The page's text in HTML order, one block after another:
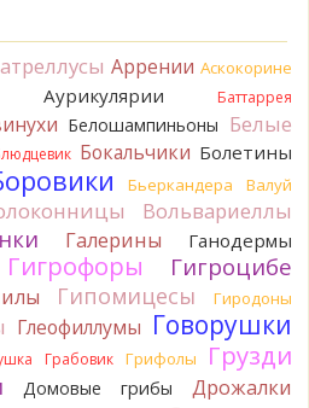
в этой цветовой гамме - хоть
описаны на этом сайте. И
несъедобны. Ворончатая
Из похожих есть, скажем,
Росли не не древесине,
синеет.
Пилолистнички: lentinellus/
точно определить вид
играть здесь никто не
Аррении Аскокорине
Аурикулярии Баттаррея
Белошампиньоны Белые
Бокальчики Болетины
Бьеркандера Валуй
Вольвариеллы
Галерины Ганодермы
Гигрофоры Гигроцибе
Гипомицесы Гиродоны
Глеофиллумы Говорушки
Грабовик Грифолы Грузди
Домовые грибы Дрожалки